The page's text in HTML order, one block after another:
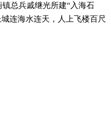
总兵戚继光所建“入海石
连海水连天，人上飞楼百尺